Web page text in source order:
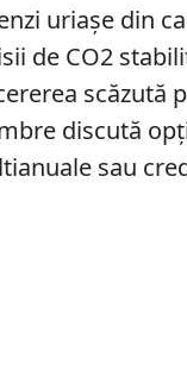
uriașe din
de CO2
scăzută
discută
sau